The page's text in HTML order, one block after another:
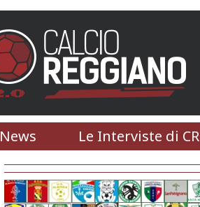
News Le Interviste di CR